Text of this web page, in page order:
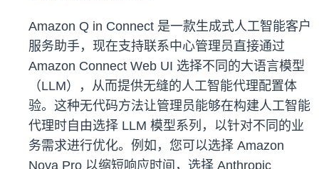
Amazon Q in Connect 是一款生成式人工智能客户
服务助手，现在支持联系中心管理员直接通过
Amazon Connect Web UI 选择不同的大语言模型
（LLM），从而提供无缝的人工智能代理配置体
验。这种无代码方法让管理员能够在构建人工智能
代理时自由选择 LLM 模型系列，以针对不同的业
务需求进行优化。例如，您可以选择 Amazon
Nova Pro 以缩短响应时间，选择 Anthropic